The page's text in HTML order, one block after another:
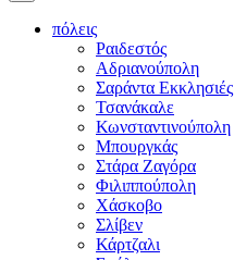
πόλεις
Ραιδεστός
Αδριανούπολη
Σαράντα Εκκλησιές
Τσανάκαλε
Κωνσταντινούπολη
Μπουργκάς
Στάρα Ζαγόρα
Φιλιππούπολη
Χάσκοβο
Σλίβεν
Κάρτζαλι